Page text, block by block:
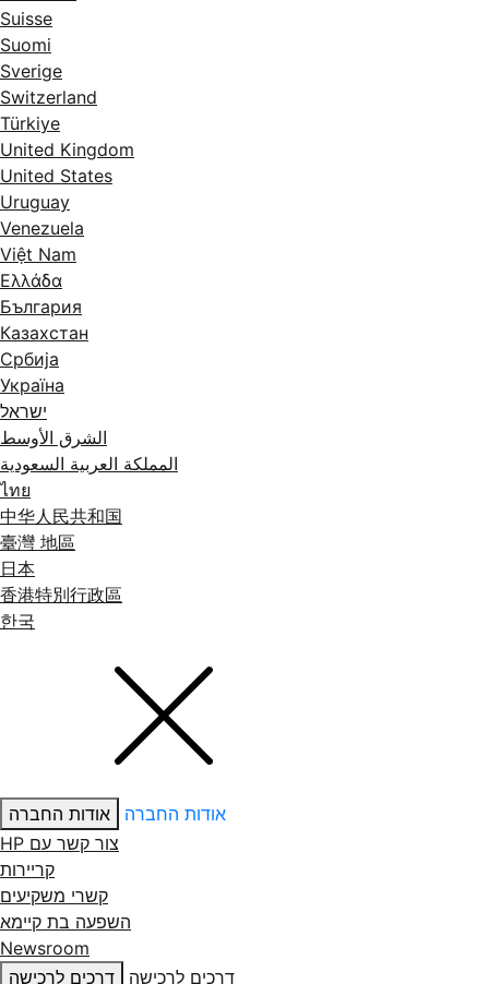
Suisse
Suomi
Sverige
Switzerland
Türkiye
United Kingdom
United States
Uruguay
Venezuela
Việt Nam
Ελλάδα
България
Казахстан
Србија
Україна
ישראל
الشرق الأوسط
المملكة العربية السعودية
ไทย
中华人民共和国
臺灣 地區
日本
香港特別行政區
한국
אודות החברה
אודות החברה
צור קשר עם ‏HP
קריירות
קשרי משקיעים
השפעה בת קיימא
Newsroom
דרכים לרכישה
דרכים לרכישה